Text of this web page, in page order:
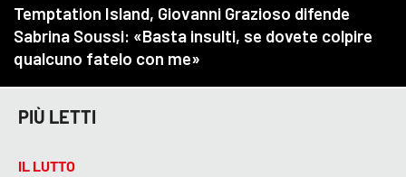
PIÙ LETTI
IL LUTTO